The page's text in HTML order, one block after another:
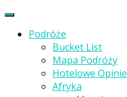
Podróże
Bucket List
Mapa Podróży
Hotelowe Opinie
Afryka